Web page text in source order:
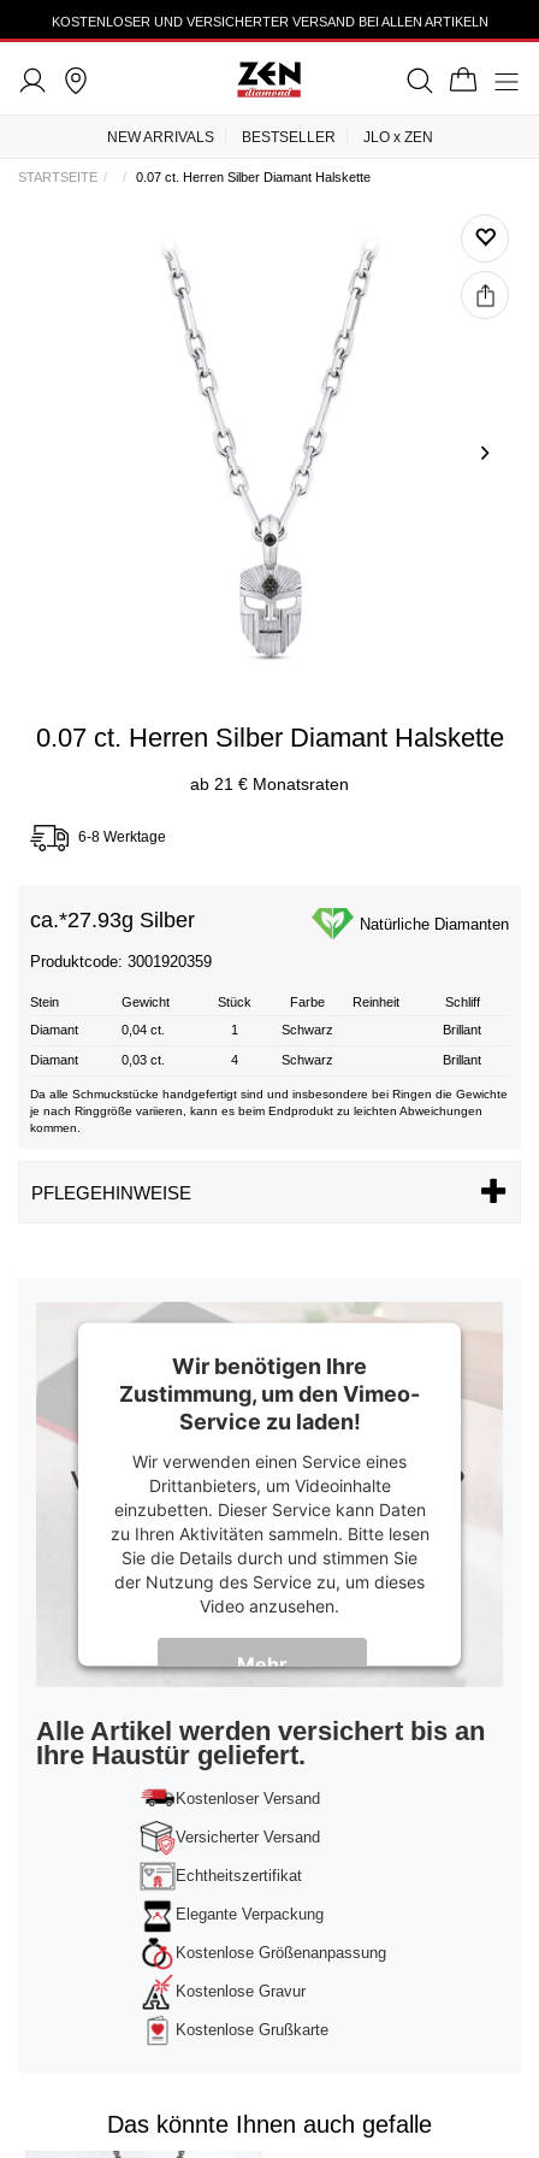
KOSTENLOSER UND VERSICHERTER VERSAND BEI ALLEN ARTIKELN
NEW ARRIVALS BESTSELLER JLO x ZEN
STARTSEITE 0.07 ct. Herren Silber Diamant Halskette
0.07 ct. Herren Silber Diamant Halskette
ab 21 € Monatsraten
6-8 Werktage
ca.*27.93g Silber Natürliche Diamanten
Produktcode: 3001920359
Stein Gewicht Stück Farbe Reinheit
Schliff
Diamant
0,04 ct. 1 Schwarz Brillant
Diamant 0,03 ct. 4 Schwarz Brillant
Da alle Schmuckstücke handgefertigt sind und insbesondere bei Ringen die Gewichte
je nach Ringgröße variieren, kann es beim Endprodukt zu leichten Abweichungen
kommen.
PFLEGEHINWEISE
Wir benötigen Ihre
Zustimmung, um den Vimeo-
Service zu laden!
Wir verwenden einen Service eines
Drittanbieters, um Videoinhalte
einzubetten. Dieser Service kann Daten
zu Ihren Aktivitäten sammeln. Bitte lesen
Sie die Details durch und stimmen Sie
der Nutzung des Service zu, um dieses
Video anzusehen.
Mehr
Informationen
Akzeptieren
powered byUsercentrics Consent
Management Platform&Trusted Shops
Alle Artikel werden versichert bis an
Ihre Haustür geliefert.
Kostenloser Versand
Versicherter Versand
Echtheitszertifikat
Elegante Verpackung
Kostenlose Größenanpassung
Kostenlose Gravur
Kostenlose Grußkarte
Das könnte Ihnen auch gefalle